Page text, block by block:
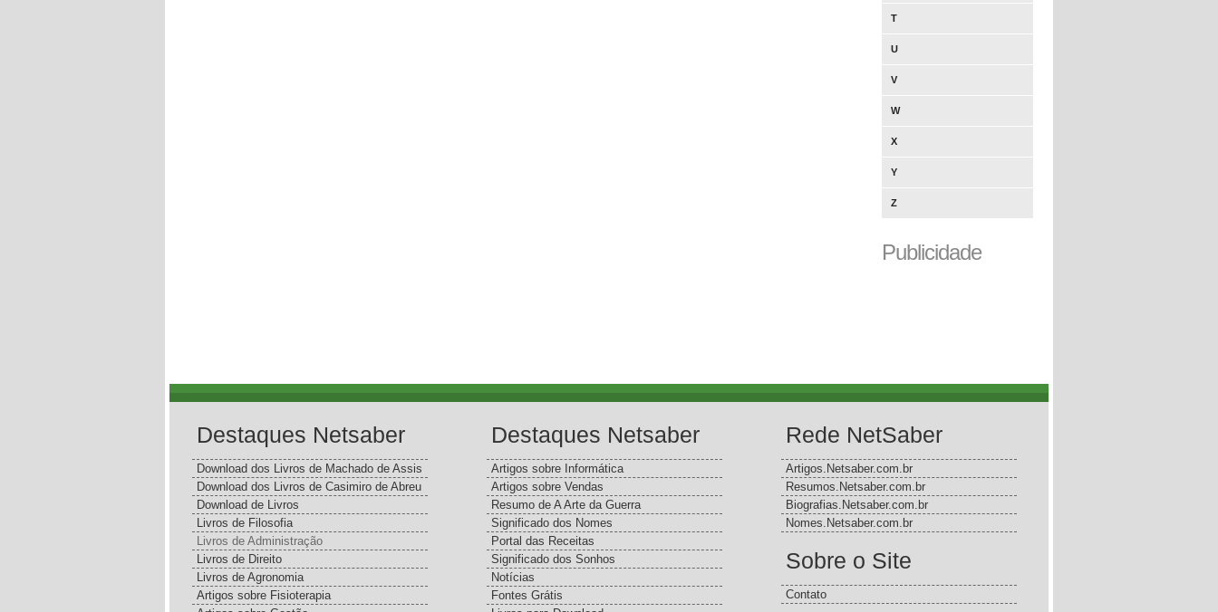
T
U
V
W
X
Y
Z
Publicidade
Destaques Netsaber
Download dos Livros de Machado de Assis
Download dos Livros de Casimiro de Abreu
Download de Livros
Livros de Filosofia
Livros de Administração
Livros de Direito
Livros de Agronomia
Artigos sobre Fisioterapia
Destaques Netsaber
Artigos sobre Informática
Artigos sobre Vendas
Resumo de A Arte da Guerra
Significado dos Nomes
Portal das Receitas
Significado dos Sonhos
Notícias
Fontes Grátis
Rede NetSaber
Artigos.Netsaber.com.br
Resumos.Netsaber.com.br
Biografias.Netsaber.com.br
Nomes.Netsaber.com.br
Sobre o Site
Contato